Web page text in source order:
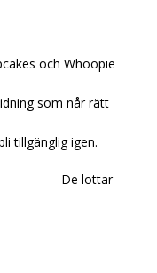
och Whoopie
som når rätt
tillgänglig igen.
De lottar